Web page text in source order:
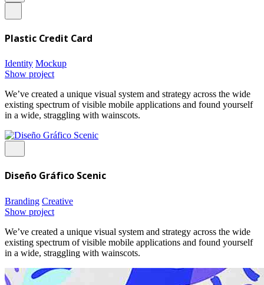
Plastic Credit Card
Identity Mockup
Show project
We’ve created a unique visual system and strategy across the wide
existing spectrum of visible mobile applications and found yourself
in a wide, straggling with wainscots.
Diseño Gráfico Scenic
Branding Creative
Show project
We’ve created a unique visual system and strategy across the wide
existing spectrum of visible mobile applications and found yourself
in a wide, straggling with wainscots.